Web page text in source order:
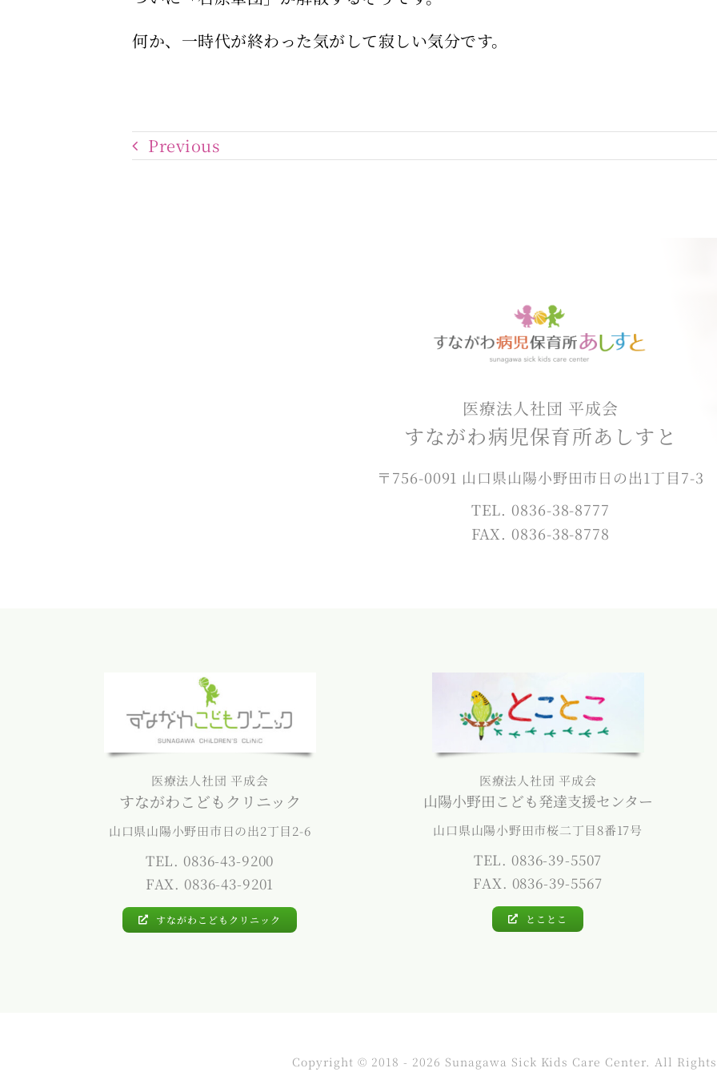
何か、一時代が終わった気がして寂しい気分です。
Previous
医療法人社団 平成会
すながわ病児保育所あしすと
〒756-0091 山口県山陽小野田市日の出1丁目7-3
TEL. 0836-38-8777
FAX. 0836-38-8778
医療法人社団 平成会
すながわこどもクリニック
山口県山陽小野田市日の出2丁目2-6
TEL. 0836-43-9200
FAX. 0836-43-9201
すながわこどもクリニック
医療法人社団 平成会
山陽小野田こども発達支援センター
山口県山陽小野田市桜二丁目8番17号
TEL. 0836-39-5507
FAX. 0836-39-5567
とことこ
Copyright © 2018 - 2026 Sunagawa Sick Kids Care Center. All